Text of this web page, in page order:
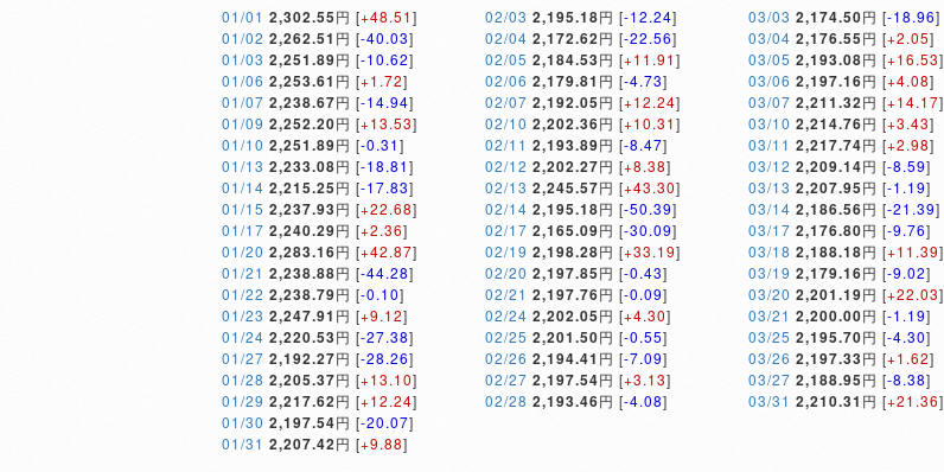
01/01 2,302.55円 [+48.51]
01/02 2,262.51 円 [-40.03]
01/03 2,251.89円 [-10.62]
01/06 2,253.61 円 [+1.72]
01/07 2,238.67円 [-14.94]
01/09 2,252.20円 [+13.53]
01/10 2,251.89円 [-0.31]
01/13 2,233.08円 [-18.81]
01/14 2,215.25円 [-17.83]
01/15 2,237.93円 [+22.68]
01/17 2,240.29円 [+2.36]
01/20 2,283.16円 [+42.87]
01/21 2,238.88円 [-44.28]
01/22 2,238.79円 [-0.10]
01/23 2,247.91 円 [+9.12]
01/24 2,220.53円 [-27.38]
01/27 2,192.27円 [-28.26]
01/28 2,205.37円 [+13.10]
01/29 2,217.62円 [+12.24]
01/30 2,197.54円 [-20.07]
01/31 2,207.42円 [+9.88]
02/03 2,195.18円 [-12.24]
02/04 2,172.62円 [-22.56]
02/05 2,184.53円 [+11.91]
02/06 2,179.81 円 [-4.73]
02/07 2,192.05円 [+12.24]
02/10 2,202.36円 [+10.31]
02/11 2,193.89円 [-8.47]
02/12 2,202.27円 [+8.38]
02/13 2,245.57円 [+43.30]
02/14 2,195.18円 [-50.39]
02/17 2,165.09円 [-30.09]
02/19 2,198.28円 [+33.19]
02/20 2,197.85円 [-0.43]
02/21 2,197.76円 [-0.09]
02/24 2,202.05円 [+4.30]
02/25 2,201.50円 [-0.55]
02/26 2,194.41 円 [-7.09]
02/27 2,197.54円 [+3.13]
02/28 2,193.46円 [-4.08]
03/03 2,174.50円 [-18.96]
03/04 2,176.55円 [+2.05]
03/05 2,193.08円 [+16.53]
03/06 2,197.16円 [+4.08]
03/07 2,211.32円 [+14.17]
03/10 2,214.76円 [+3.43]
03/11 2,217.74円 [+2.98]
03/12 2,209.14円 [-8.59]
03/13 2,207.95円 [-1.19]
03/14 2,186.56円 [-21.39]
03/17 2,176.80円 [-9.76]
03/18 2,188.18円 [+11.39]
03/19 2,179.16円 [-9.02]
03/20 2,201.19円 [+22.03]
03/21 2,200.00円 [-1.19]
03/25 2,195.70円 [-4.30]
03/26 2,197.33円 [+1.62]
03/27 2,188.95円 [-8.38]
03/31 2,210.31 円 [+21.36]